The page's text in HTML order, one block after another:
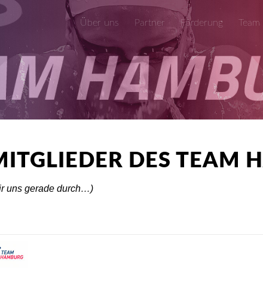
Über uns Partner Förderung
DES TEAM
uns gerade durch…)